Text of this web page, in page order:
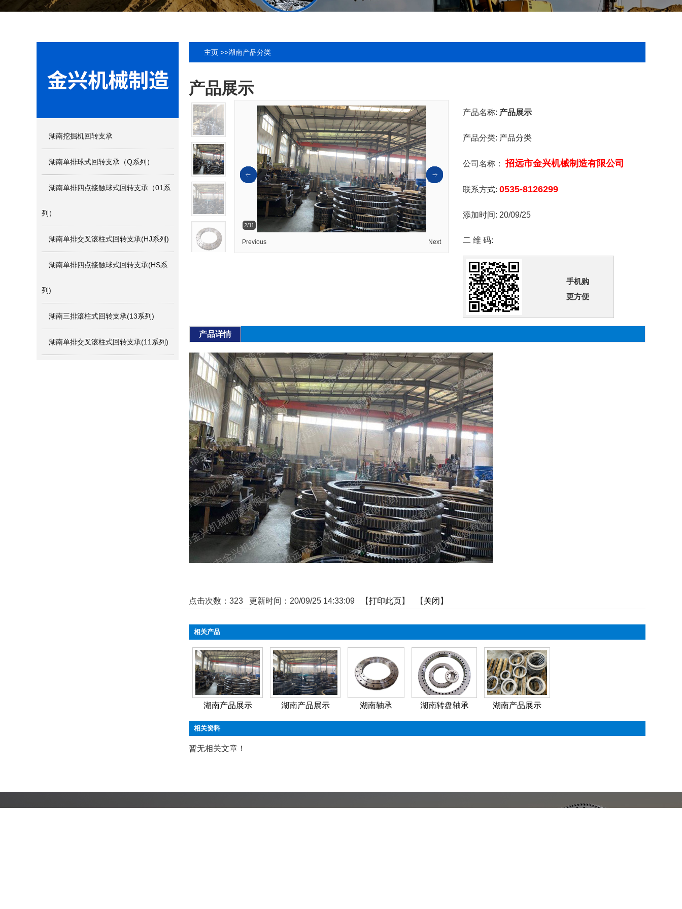
湖南挖掘机回转支承
湖南单排球式回转支承（Q系列）
湖南单排四点接触球式回转支承（01系
列）
湖南单排交叉滚柱式回转支承(HJ系列)
湖南单排四点接触球式回转支承(HS系
列)
湖南三排滚柱式回转支承(13系列)
湖南单排交叉滚柱式回转支承(11系列)
主页 >>湖南产品分类
产品展示
2/11
Previous Next
产品名称: 产品展示
产品分类: 产品分类
公司名称： 招远市金兴机械制造有限公司
联系方式: 0535-8126299
添加时间: 20/09/25
二 维 码:
手机购
更方便
产品详情
点击次数： 323 更新时间：20/09/25 14:33:09 【打印此页】 【 关闭 】
相关产品
湖南产品展示 湖南产品展示 湖南轴承 湖南转盘轴承 湖南产品展示
相关资料
暂无相关文章！